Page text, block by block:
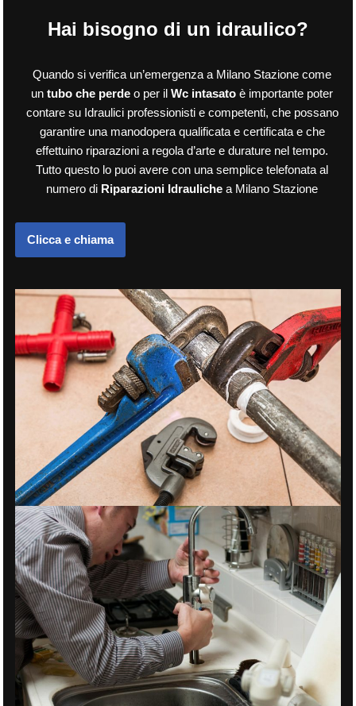
Hai bisogno di un idraulico?
Quando si verifica un’emergenza a Milano Stazione come
un tubo che perde o per il Wc intasato è importante poter
contare su Idraulici professionisti e competenti, che possano
garantire una manodopera qualificata e certificata e che
effettuino riparazioni a regola d’arte e durature nel tempo.
Tutto questo lo puoi avere con una semplice telefonata al
numero di Riparazioni Idrauliche a Milano Stazione
Clicca e chiama